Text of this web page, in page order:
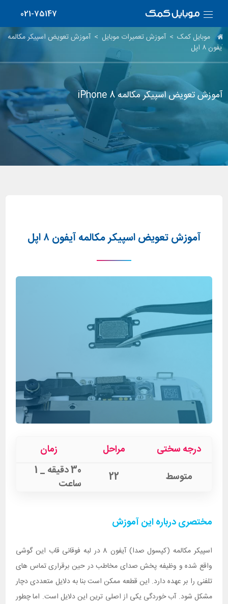
021-75147
موبایل کمک > آموزش تعمیرات موبایل > آموزش تعویض اسپیکر مکالمه
آیفون ۸ اپل
آموزش تعویض اسپیکر مکالمه iPhone 8
آموزش تعویض اسپیکر مکالمه آیفون ۸ اپل
درجه سختی مراحل
زمان
متوسط
22
30 دقیقه _ 1
ساعت
مختصری درباره این آموزش
اسپیکر مکالمه (کپسول صدا) آیفون 8 در لبه فوقانی قاب این گوشی
واقع شده و وظیفه پخش صدای مخاطب در حین برقراری تماس های
تلفنی را بر عهده دارد. این قطعه ممکن است بنا به دلایل متعددی دچار
مشکل شود. آب خوردگی یکی از اصلی ترین این دلایل است. اما چطور